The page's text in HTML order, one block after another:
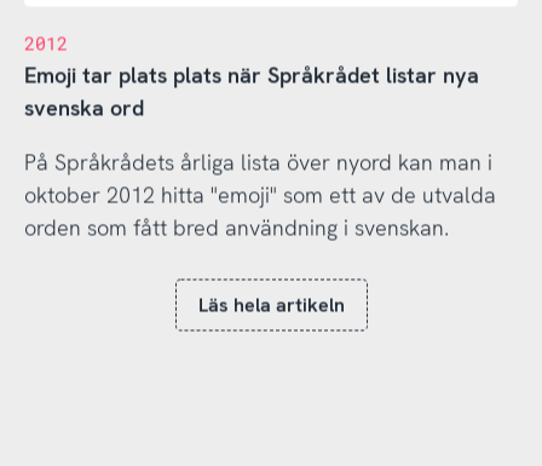
2012
Emoji tar plats plats när Språkrådet listar nya
svenska ord
På Språkrådets årliga lista över nyord kan man i
oktober 2012 hitta "emoji" som ett av de utvalda
orden som fått bred användning i svenskan.
Läs hela artikeln